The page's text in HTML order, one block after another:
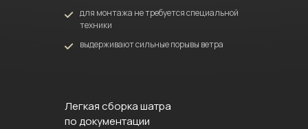
для монтажа не требуется специальной
техники
выдерживают сильные порывы ветра
Легкая сборка шатра
по документации